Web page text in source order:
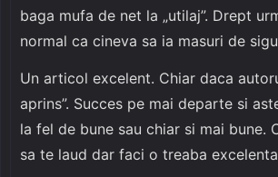
baga mufa de net la „utilaj”. Drept
normal ca cineva sa ia masuri de
Un articol excelent. Chiar daca
aprins”. Succes pe mai departe si
la fel de bune sau chiar si mai bune.
sa te laud dar faci o treaba